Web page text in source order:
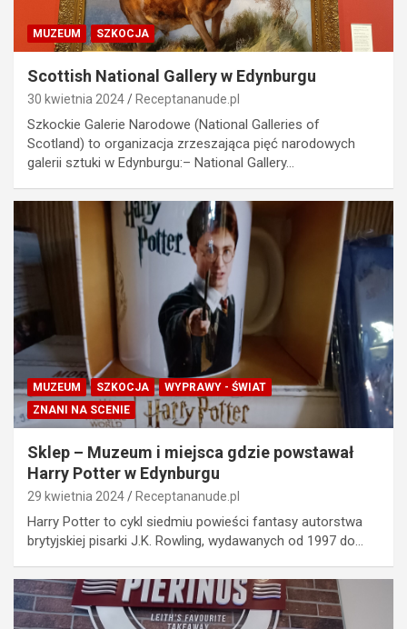
MUZEUM SZKOCJA
Scottish National Gallery w Edynburgu
30 kwietnia 2024 Receptananude.pl
Szkockie Galerie Narodowe (National Galleries of
Scotland) to organizacja zrzeszająca pięć narodowych
galerii sztuki w Edynburgu:– National Gallery…
MUZEUM SZKOCJA
WYPRAWY - ŚWIAT
ZNANI NA SCENIE
Sklep – Muzeum i miejsca gdzie powstawał
Harry Potter w Edynburgu
29 kwietnia 2024 Receptananude.pl
Harry Potter to cykl siedmiu powieści fantasy autorstwa
brytyjskiej pisarki J.K. Rowling, wydawanych od 1997 do…